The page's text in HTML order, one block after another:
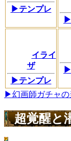
▶テンプレ
イライ
ザ
▶テンプレ
▶幻画師ガチャの
超覚醒と